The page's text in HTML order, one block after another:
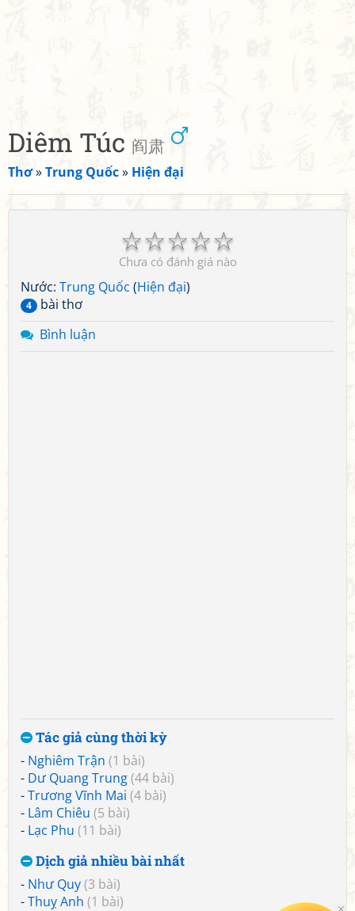
Diêm Túc 阎肃
Thơ»Trung Quốc» Hiện đại
☆
☆
☆
☆
☆
Chưa có đánh giá nào
Nước: Trung Quốc (Hiện đại)
4
bài thơ
Bình luận
Tác giả cùng thời kỳ
- Nghiêm Trận (1 bài)
- Dư Quang Trung(44 bài)
-Trương Vĩnh Mai (4 bài)
- Lâm Chiêu (5 bài)
- Lạc Phu (11 bài)
Dịch giả nhiều bài nhất
- Như Quy(3 bài)
-Thuỵ Anh (1 bài)